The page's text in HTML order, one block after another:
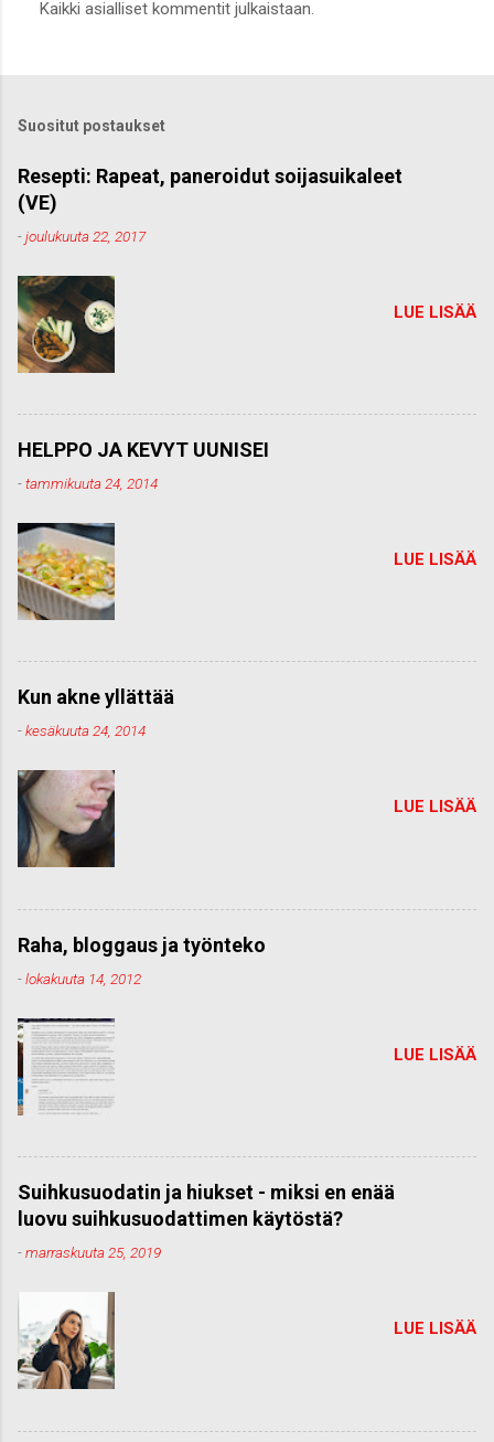
ä
o
m
e
n
Kaikki asialliset kommentit julkaistaan.
Suositut postaukset
Resepti: Rapeat, paneroidut soijasuikaleet
(VE)
-joulukuuta 22, 2017
LUE LISÄÄ
HELPPO JA KEVYT UUNISEI
-tammikuuta 24, 2014
LUE LISÄÄ
Kun akne yllättää
-kesäkuuta 24, 2014
LUE LISÄÄ
Raha, bloggaus ja työnteko
-lokakuuta 14, 2012
LUE LISÄÄ
Suihkusuodatin ja hiukset - miksi en enää
luovu suihkusuodattimen käytöstä?
-marraskuuta 25, 2019
LUE LISÄÄ